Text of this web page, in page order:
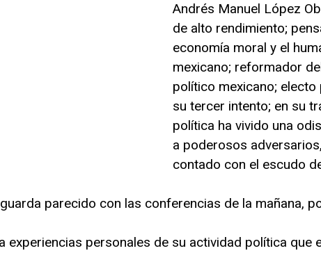
Andrés Manuel López
de alto rendimiento;
economía moral y el
mexicano; reformador
político mexicano; electo
su tercer intento; en su
política ha vivido una
a poderosos
contado con el escudo
parecido con las conferencias de la mañana,
experiencias personales de su actividad política que